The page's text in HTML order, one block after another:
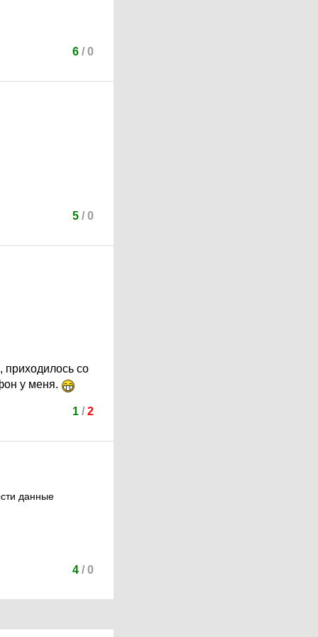
6/ 0
5/ 0
приходилось со
у меня.
1/ 2
данные
4/ 0